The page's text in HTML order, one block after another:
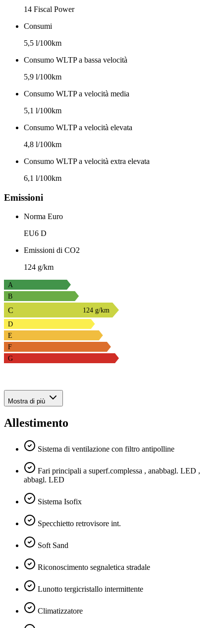
14 Fiscal Power
Consumi
5,5 l/100km
Consumo WLTP a bassa velocità
5,9 l/100km
Consumo WLTP a velocità media
5,1 l/100km
Consumo WLTP a velocità elevata
4,8 l/100km
Consumo WLTP a velocità extra elevata
6,1 l/100km
Emissioni
Norma Euro
EU6 D
Emissioni di CO2
124 g/km
A
B
C
124 g/km
D
E
F
G
Mostra di più
Allestimento
Sistema di ventilazione con filtro antipolline
Fari principali a superf.complessa , anabbagl. LED ,
abbagl. LED
Sistema Isofix
Specchietto retrovisore int.
Soft Sand
Riconoscimento segnaletica stradale
Lunotto tergicristallo intermittente
Climatizzatore